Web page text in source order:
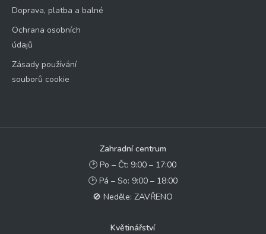
Doprava, platba a balné
Ochrana osobních
údajů
Zásady používání
souborů cookie
Zahradní centrum
🕑 Po – Čt: 9:00 – 17:00
🕑 Pá – So: 9:00 – 18:00
🚫 Neděle: ZAVŘENO
Květinářství